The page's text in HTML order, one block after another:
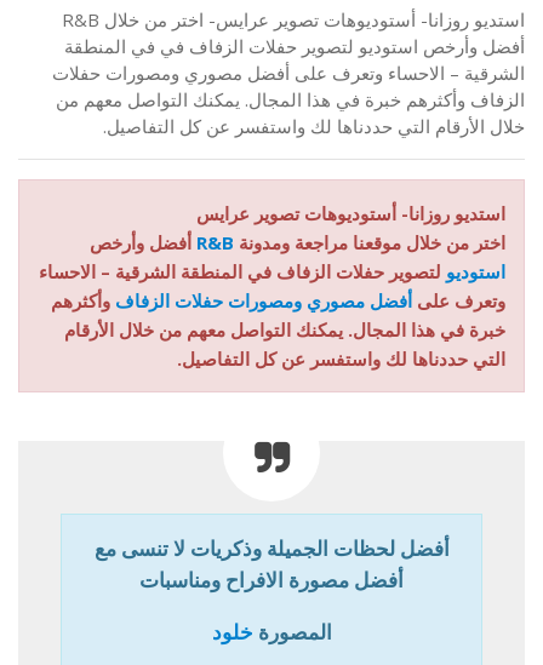
استديو روزانا- أستوديوهات تصوير عرايس- اختر من خلال R&B
أفضل وأرخص استوديو لتصوير حفلات الزفاف في في المنطقة
الشرقية – الاحساء وتعرف على أفضل مصوري ومصورات حفلات
الزفاف وأكثرهم خبرة في هذا المجال. يمكنك التواصل معهم من
خلال الأرقام التي حددناها لك واستفسر عن كل التفاصيل.
استديو روزانا- أستوديوهات تصوير عرايس
اختر من خلال موقعنا مراجعة ومدونة R&B أفضل وأرخص
استوديو لتصوير حفلات الزفاف في المنطقة الشرقية – الاحساء
وتعرف على أفضل مصوري ومصورات حفلات الزفاف وأكثرهم
خبرة في هذا المجال. يمكنك التواصل معهم من خلال الأرقام
التي حددناها لك واستفسر عن كل التفاصيل.
أفضل لحظات الجميلة وذكريات لا تنسى مع
أفضل مصورة الافراح ومناسبات
المصورة خلود